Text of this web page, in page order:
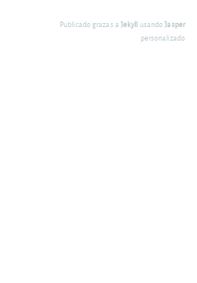
Publicado grazas a Jekyll usandoJasper
personalizado